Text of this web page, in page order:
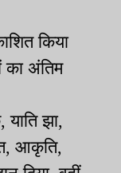
किया
का अंतिम
झा,
आकृति,